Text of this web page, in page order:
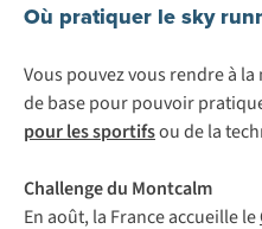
Où pratiquer le sky
Vous pouvez vous rendre à
de base pour pouvoir
pour les sportifsou de la
Challengedu Montcalm
En août,la Franceaccueillele